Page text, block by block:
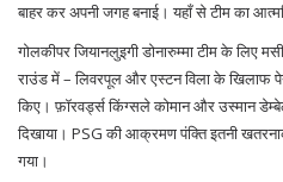
बाहर कर अपनी जगह बनाई। यहाँ से टीम का
गोलकीपर जियानलुइगी डोनारुम्मा टीम के लिए
राउंड में – लिवरपूल और एस्टन विला के खिलाफ
किए। फ़ॉरवर्ड्स किंग्सले कोमान और उस्मान
दिखाया। PSG की आक्रमण पंक्ति इतनी
गया।